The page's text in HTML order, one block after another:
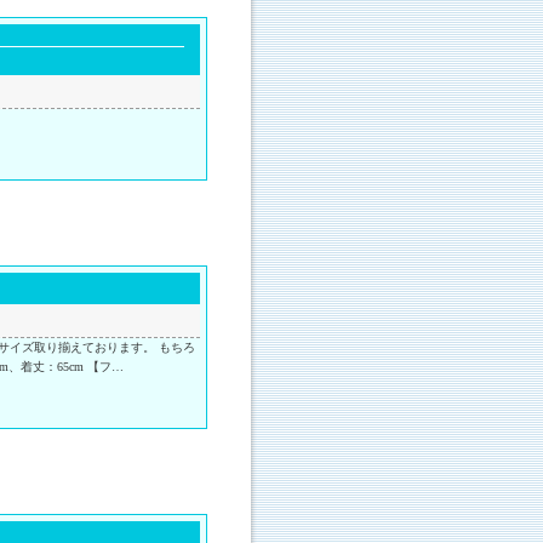
愛羅舞虎
イズ取り揃えております。 もちろ
、着丈：65cm 【フ…